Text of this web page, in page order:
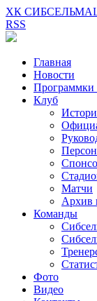
ХК
RSS
Главная
Новости
Программки
Клуб
Матчи
Архив
Команды
Фото
Видео